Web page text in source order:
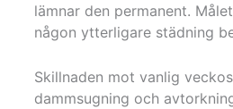
lämnar den permanent.
någon ytterligare städning
Skillnaden mot vanlig
dammsugning och